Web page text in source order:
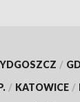
/
/ KATOWICE /